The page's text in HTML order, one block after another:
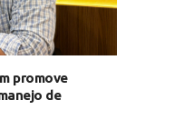
promove
de